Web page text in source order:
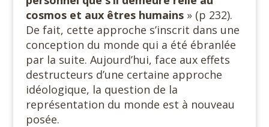
cosmos et aux êtres humains » (p 232).
De fait, cette approche s’inscrit dans une
conception du monde qui a été ébranlée
par la suite. Aujourd’hui, face aux effets
destructeurs d’une certaine approche
idéologique, la question de la
représentation du monde est à nouveau
posée.